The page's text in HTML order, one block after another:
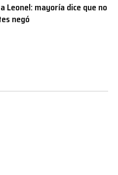
Leonel: mayoría dice que no
negó